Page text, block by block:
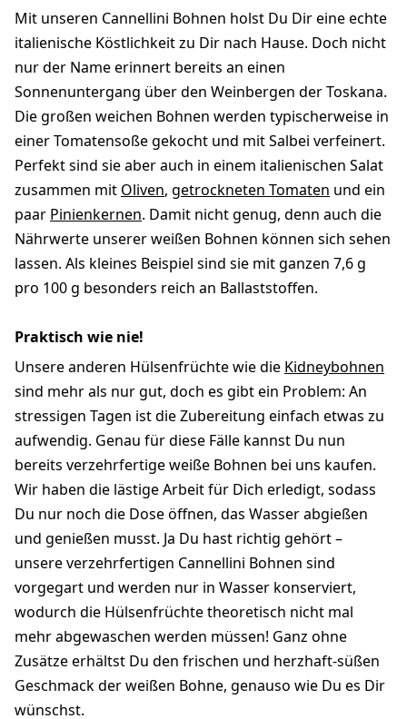
Mit unseren Cannellini Bohnen holst Du Dir eine echte
italienische Köstlichkeit zu Dir nach Hause. Doch nicht
nur der Name erinnert bereits an einen
Sonnenuntergang über den Weinbergen der Toskana.
Die großen weichen Bohnen werden typischerweise in
einer Tomatensoße gekocht und mit Salbei verfeinert.
Perfekt sind sie aber auch in einem italienischen Salat
zusammen mit Oliven, getrockneten Tomaten und ein
paar Pinienkernen. Damit nicht genug, denn auch die
Nährwerte unserer weißen Bohnen können sich sehen
lassen. Als kleines Beispiel sind sie mit ganzen 7,6 g
pro 100 g besonders reich an Ballaststoffen.
Praktisch wie nie!
Unsere anderen Hülsenfrüchte wie die Kidneybohnen
sind mehr als nur gut, doch es gibt ein Problem: An
stressigen Tagen ist die Zubereitung einfach etwas zu
aufwendig. Genau für diese Fälle kannst Du nun
bereits verzehrfertige weiße Bohnen bei uns kaufen.
Wir haben die lästige Arbeit für Dich erledigt, sodass
Du nur noch die Dose öffnen, das Wasser abgießen
und genießen musst. Ja Du hast richtig gehört –
unsere verzehrfertigen Cannellini Bohnen sind
vorgegart und werden nur in Wasser konserviert,
wodurch die Hülsenfrüchte theoretisch nicht mal
mehr abgewaschen werden müssen! Ganz ohne
Zusätze erhältst Du den frischen und herzhaft-süßen
Geschmack der weißen Bohne, genauso wie Du es Dir
wünschst.